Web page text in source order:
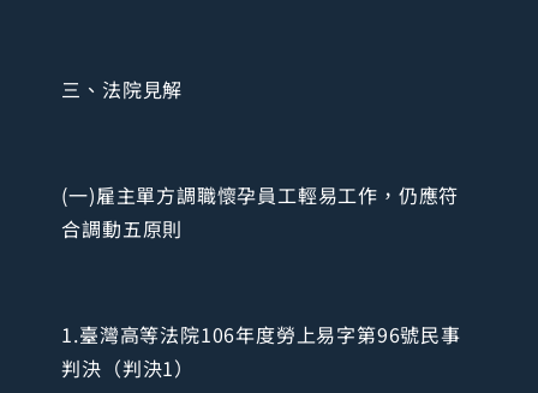
三、法院見解
(一)雇主單方調職懷孕員工輕易工作，仍應符
合調動五原則
1.臺灣高等法院106年度勞上易字第96號民事
判決（判決1）